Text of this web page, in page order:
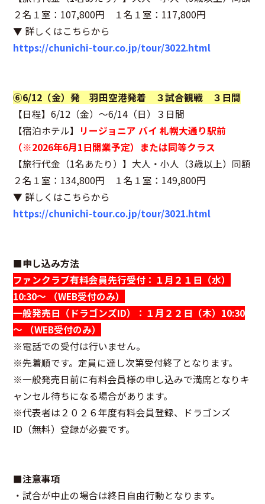
２名１室：107,800円 １名１室：117,800円
▼ 詳しくはこちらから
https://chunichi-tour.co.jp/tour/3022.html
⑥6/12（金）発 羽田空港発着 ３試合観戦 ３日間
【日程】6/12（金）～6/14（日）３日間
【宿泊ホテル】
リージョニア バイ 札幌大通り駅前
（※2026年6月1日開業予定）または同等クラス
【旅行代金（1名あたり）】大人・小人（3歳以上）同額
２名１室：134,800円 １名１室：149,800円
▼ 詳しくはこちらから
https://chunichi-tour.co.jp/tour/3021.html
■申し込み方法
ファンクラブ有料会員先行受付：１月２１日（水）
10:30～ （WEB受付のみ）
一般発売日（ドラゴンズID）：１月２２日（木）10:30
～ （WEB受付のみ）
※電話での受付は行いません。
※先着順です。定員に達し次第受付終了となります。
※一般発売日前に有料会員様の申し込みで満席となりキ
ャンセル待ちになる場合があります。
※代表者は２０２６年度有料会員登録、ドラゴンズ
ID（無料）登録が必要です。
■注意事項
・試合が中止の場合は終日自由行動となります。